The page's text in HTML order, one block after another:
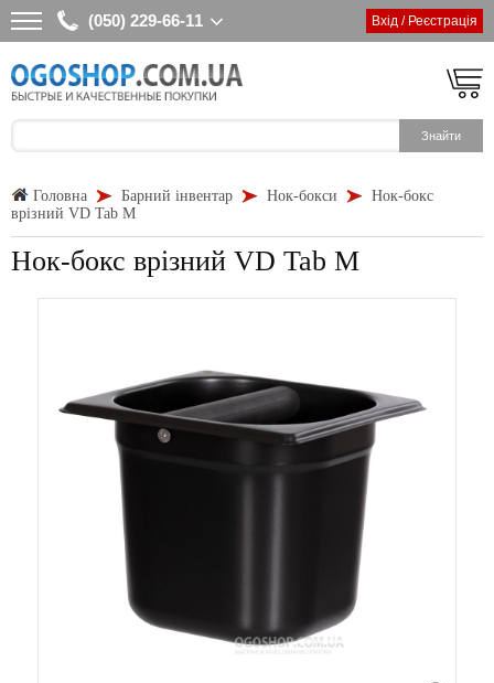
(050) 229-66-11 Вхід / Реєстрація
Головна Барний інвентар Нок-бокси
Нок-бокс
врізний VD Tab M
Нок-бокс врізний VD Tab M